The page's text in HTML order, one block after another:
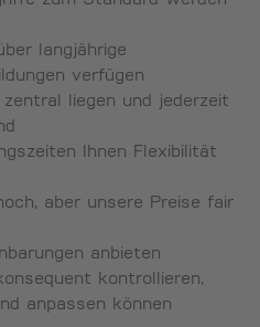
langjährige
verfügen
liegen und jederzeit
Ihnen Flexibilität
aber unsere Preise fair
anbieten
kontrollieren,
anpassen können